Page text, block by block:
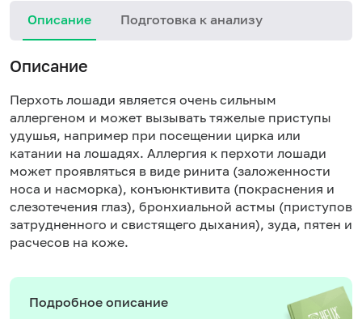
Описание Подготовка к анализу
Описание
Перхоть лошади является очень сильным
аллергеном и может вызывать тяжелые приступы
удушья, например при посещении цирка или
катании на лошадях. Аллергия к перхоти лошади
может проявляться в виде ринита (заложенности
носа и насморка), конъюнктивита (покраснения и
слезотечения глаз), бронхиальной астмы (приступов
затрудненного и свистящего дыхания), зуда, пятен и
расчесов на коже.
Подробное описание